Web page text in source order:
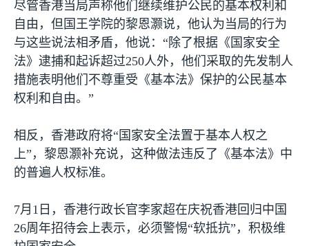
尽管香港当局声称他们继续维护公民的基本权利和
自由，但国王学院的黎恩灏说，他认为当局的行为
与这些说法相矛盾，他说：“除了根据《国家安全
法》逮捕和起诉超过250人外，他们采取的先发制人
措施表明他们不尊重受《基本法》保护的公民基本
权利和自由。”
相反，香港政府将“国家安全法置于基本人权之
上”，黎恩灏补充说，这种做法违反了《基本法》中
的普遍人权标准。
7月 1 日，香港行政长官李家超在庆祝香港回归中国
26周年招待会上表示，必须警惕“软抵抗”，积极维